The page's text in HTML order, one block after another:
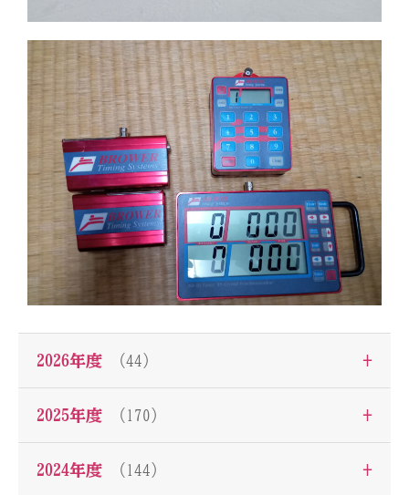
2026年度 （44） +
2025年度 （170） +
2024年度 （144） +